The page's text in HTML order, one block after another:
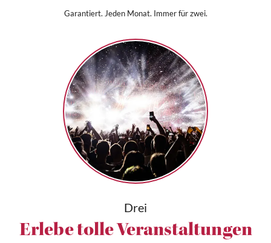
Garantiert. Jeden Monat. Immer für zwei.
Drei
Erlebe tolle Veranstaltungen